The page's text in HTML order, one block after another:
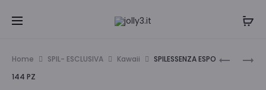
Home SPIL- ESCLUSIVA Kawaii
SPILESSENZA ESPO
144 PZ